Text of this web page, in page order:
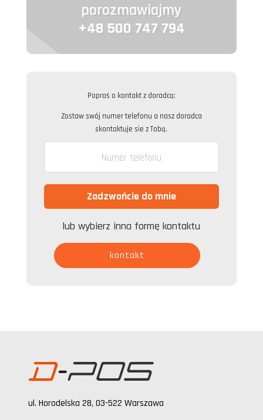
porozmawiajmy
+48 500 747 794
Poproś o kontakt z doradcą:
Zostaw swój numer telefonu a nasz doradca
skontaktuje sie z Tobą.
lub wybierz inna formę kontaktu
kontakt
ul. Horodelska 28, 03-522 Warszawa